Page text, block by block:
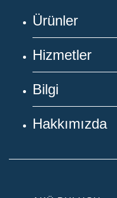
Ürünler
Hizmetler
Bilgi
Hakkımızda